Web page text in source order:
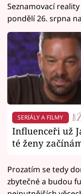
Seznamovací
pondělí 26. srpna
SERIÁLY A FILMY
Influenceři už
té ženy
Prozatím se tedy
zbytečné a budou